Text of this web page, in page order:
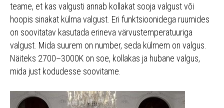
teame, et kas valgusti annab kollakat sooja valgust või
hoopis sinakat külma valgust. Eri funktsioonidega ruumides
on soovitatav kasutada erineva värvustemperatuuriga
valgust. Mida suurem on number, seda külmem on valgus.
Näiteks 2700–3000K on soe, kollakas ja hubane valgus,
mida just kodudesse soovitame.